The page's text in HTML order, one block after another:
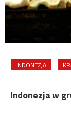
INDONEZJA
Indonezja w